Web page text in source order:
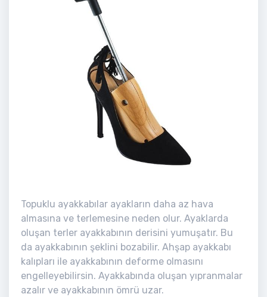
Topuklu ayakkabılar ayakların daha az hava
almasına ve terlemesine neden olur. Ayaklarda
oluşan terler ayakkabının derisini yumuşatır. Bu
da ayakkabının şeklini bozabilir. Ahşap ayakkabı
kalıpları ile ayakkabının deforme olmasını
engelleyebilirsin. Ayakkabında oluşan yıpranmalar
azalır ve ayakkabının ömrü uzar.